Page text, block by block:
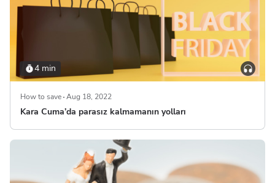
4 min
How to save Aug 18, 2022
Kara Cuma’da parasız kalmamanın yolları